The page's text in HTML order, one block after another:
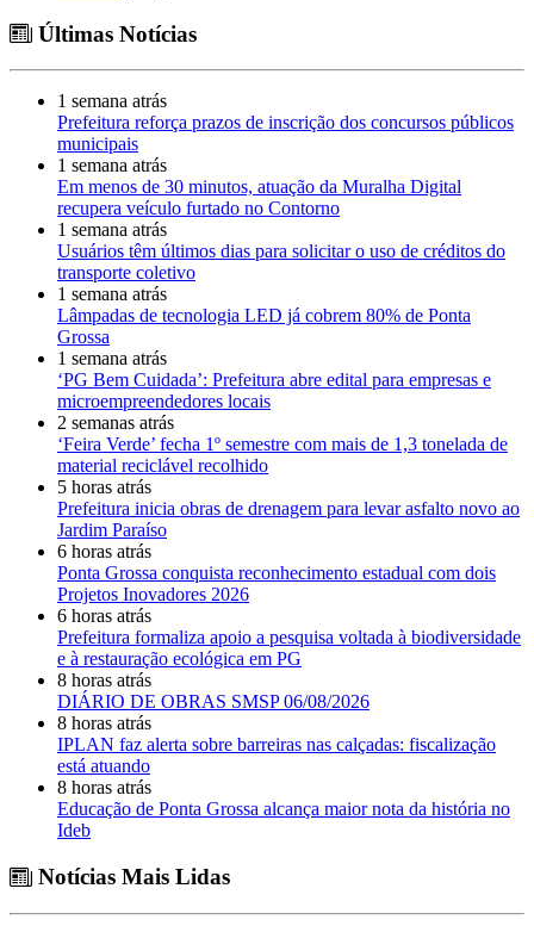
Últimas Notícias
1 semana atrás
Prefeitura reforça prazos de inscrição dos concursos públicos
municipais
1 semana atrás
Em menos de 30 minutos, atuação da Muralha Digital
recupera veículo furtado no Contorno
1 semana atrás
Usuários têm últimos dias para solicitar o uso de créditos do
transporte coletivo
1 semana atrás
Lâmpadas de tecnologia LED já cobrem 80% de Ponta
Grossa
1 semana atrás
‘PG Bem Cuidada’: Prefeitura abre edital para empresas e
microempreendedores locais
2 semanas atrás
‘Feira Verde’ fecha 1º semestre com mais de 1,3 tonelada de
material reciclável recolhido
5 horas atrás
Prefeitura inicia obras de drenagem para levar asfalto novo ao
Jardim Paraíso
6 horas atrás
Ponta Grossa conquista reconhecimento estadual com dois
Projetos Inovadores 2026
6 horas atrás
Prefeitura formaliza apoio a pesquisa voltada à biodiversidade
e à restauração ecológica em PG
8 horas atrás
DIÁRIO DE OBRAS SMSP 06/08/2026
8 horas atrás
IPLAN faz alerta sobre barreiras nas calçadas: fiscalização
está atuando
8 horas atrás
Educação de Ponta Grossa alcança maior nota da história no
Ideb
Notícias Mais Lidas